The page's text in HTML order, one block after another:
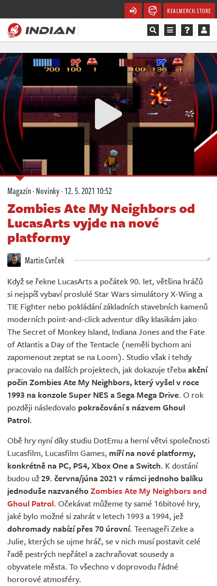
REALMERCH.STORE
Magazín
Recenze
Videa
Soutěže
Databáze
Komunita
Redakce
Živě
Magazín·Novinky·12. 5. 2021 10:52
Zombies Ate My Neighbors od
LucasArts vyjde na nové
platformy
Martin Cvrček
Když se řekne LucasArts a počátek 90. let, většina hráčů
si nejspíš vybaví proslulé Star Wars simulátory X-Wing a
TIE Fighter nebo pokládání základních stavebních kamenů
moderních point-and-click adventur díky klasikám jako
The Secret of Monkey Island, Indiana Jones and the Fate
of Atlantis a Day of the Tentacle (neměli bychom ani
zapomenout zeptat se na Loom). Studio však i tehdy
pracovalo na dalších projektech, jak dokazuje třebaakční
počin Zombies Ate My Neighbors, který vyšel v roce
1993 na konzole Super NES a Sega Mega Drive. O rok
později následovalo pokračování s názvem Ghoul
Patrol.
Obě hry nyní díky studiu DotEmu a herní větvi společnosti
Lucasfilm, Lucasfilm Games, míří na nové platformy,
konkrétně na PC, PS4, Xbox One a Switch. K dostání
budou už29. června/júna 2021 v rámci jednoho balíku
jednoduše nazvaného Zombies Ate My Neighbors and
Ghoul Patrol. Očekávat můžeme ty samé 16bitové hry,
jaké bylo možné si zahrát v letech 1993 a 1994, jež
dohromady nabízí přes 70 úrovní. Teenageři Zeke a
Julie, kterých se ujme hráč, se v nich musí postavit celé
řadě pestrých nepřátel a zachraňovat sousedy a
obyvatele města. To všechno v doprovodu řádné
hororové atmosféry.